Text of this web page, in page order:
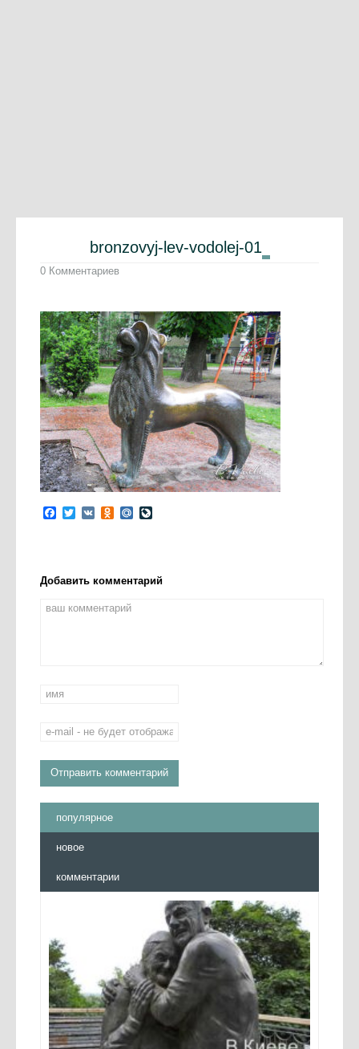
bronzovyj-lev-vodolej-01
0 Комментариев
Facebook
Twitter
VK Odnoklassniki
Mail.Ru
Добавить комментарий
популярное
новое
комментарии